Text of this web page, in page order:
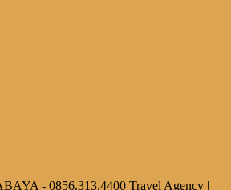
- 0856.313.4400 Travel Agency |